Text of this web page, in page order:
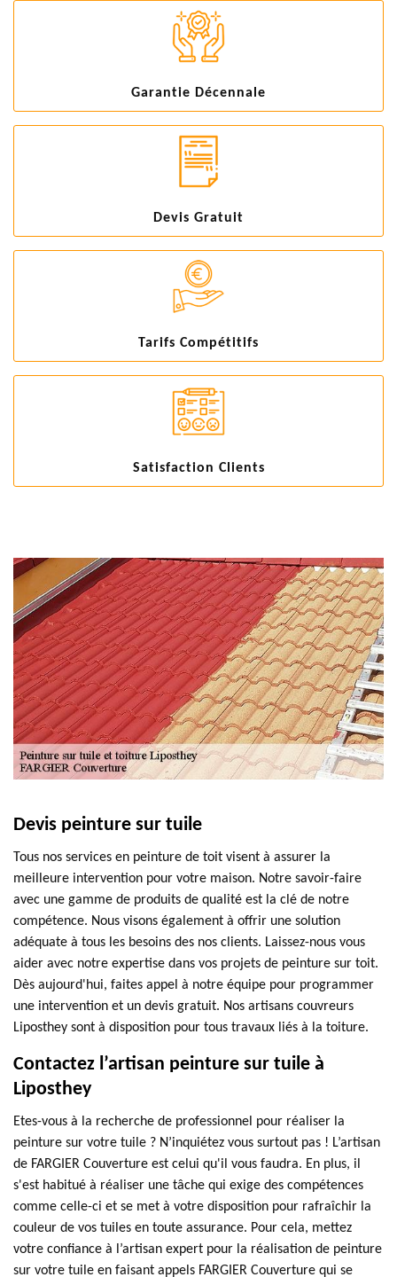
Garantie Décennale
Devis Gratuit
Tarifs Compétitifs
Satisfaction Clients
Devis peinture sur tuile
Tous nos services en peinture de toit visent à assurer la
meilleure intervention pour votre maison. Notre savoir-faire
avec une gamme de produits de qualité est la clé de notre
compétence. Nous visons également à offrir une solution
adéquate à tous les besoins des nos clients. Laissez-nous vous
aider avec notre expertise dans vos projets de peinture sur toit.
Dès aujourd'hui, faites appel à notre équipe pour programmer
une intervention et un devis gratuit. Nos artisans couvreurs
Liposthey sont à disposition pour tous travaux liés à la toiture.
Contactez l’artisan peinture sur tuile à
Liposthey
Etes-vous à la recherche de professionnel pour réaliser la
peinture sur votre tuile ? N’inquiétez vous surtout pas ! L’artisan
de FARGIER Couverture est celui qu'il vous faudra. En plus, il
s'est habitué à réaliser une tâche qui exige des compétences
comme celle-ci et se met à votre disposition pour rafraîchir la
couleur de vos tuiles en toute assurance. Pour cela, mettez
votre confiance à l’artisan expert pour la réalisation de peinture
sur votre tuile en faisant appels FARGIER Couverture qui se